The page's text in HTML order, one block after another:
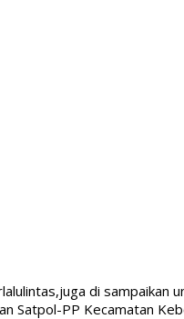
di
Satpol-PP Kecamatan